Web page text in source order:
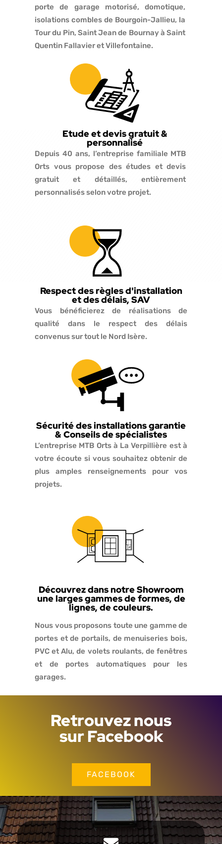
porte de garage motorisé, domotique,
isolations combles de Bourgoin-Jallieu, la
Tour du Pin, Saint Jean de Bournay à Saint
Quentin Fallavier et Villefontaine.
Etude et devis gratuit &
personnalisé
Depuis 40 ans, l’entreprise familiale MTB
Orts vous propose des études et devis
gratuit et détaillés, entièrement
personnalisés selon votre projet.
Respect des règles d'installation
et des délais, SAV
Vous bénéficierez de réalisations de
qualité dans le respect des délais
convenus sur tout le Nord Isère.
Sécurité des installations garantie
& Conseils de spécialistes
L’entreprise MTB Orts à La Verpillière est à
votre écoute si vous souhaitez obtenir de
plus amples renseignements pour vos
projets.
Découvrez dans notre Showroom
une larges gammes de formes, de
lignes, de couleurs.
Nous vous proposons toute une gamme de
portes et de portails, de menuiseries bois,
PVC et Alu, de volets roulants, de fenêtres
et de portes automatiques pour les
garages.
Retrouvez nous
sur Facebook
FACEBOOK